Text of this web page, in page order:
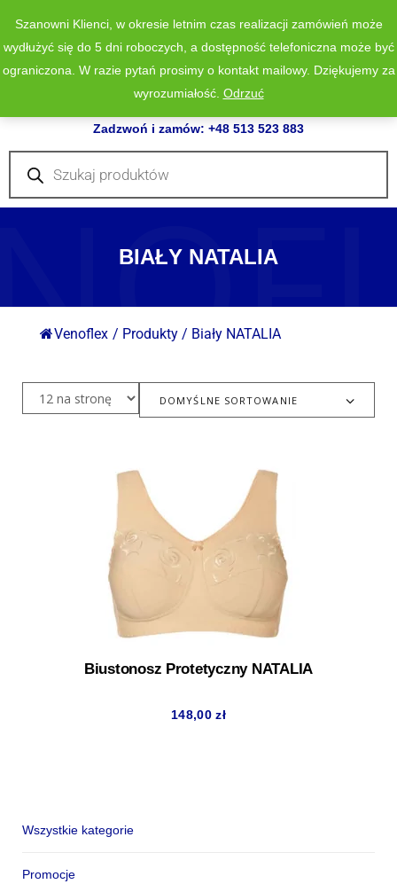
Zadzwoń i zamów: +48 513 523 883
Wyszukiwarka
produktów
BIAŁY NATALIA
Venoflex / Produkty / Biały NATALIA
DOMYŚLNE SORTOWANIE
Biustonosz Protetyczny NATALIA
148,00zł
Wszystkie kategorie
Promocje
Szanowni Klienci, w okresie letnim czas realizacji zamówień może
wydłużyć się do 5 dni roboczych, a dostępność telefoniczna może być
ograniczona. W razie pytań prosimy o kontakt mailowy. Dziękujemy za
wyrozumiałość. Odrzuć